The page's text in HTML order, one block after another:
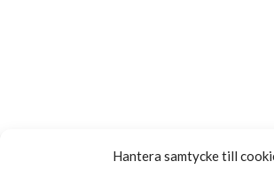
Hantera samtycke till